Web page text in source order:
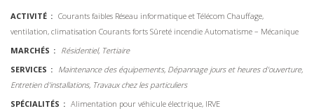
ACTIVITÉ Courants faibles Réseau informatique et Télécom Chauffage,
ventilation, climatisation Courants forts Sûreté incendie Automatisme – Mécanique
MARCHÉS
Résidentiel, Tertiaire
SERVICES
Maintenance des équipements, Dépannage jours et heures d'ouverture,
Entretien d'installations, Travaux chez les particuliers
SPÉCIALITÉS
Alimentation pour véhicule électrique, IRVE